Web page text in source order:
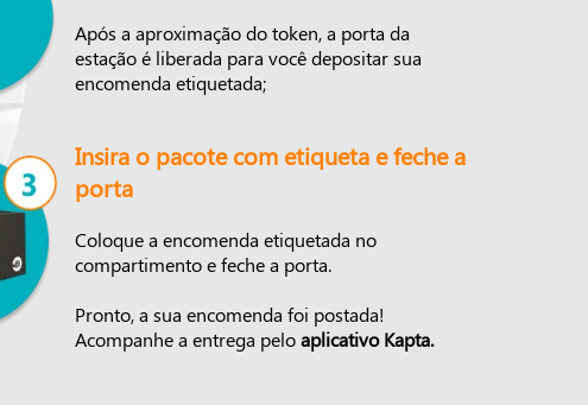
Após a aproximação do token, a porta da
estação é liberada para você depositar sua
encomenda etiquetada;
Insira o pacote com etiqueta e feche a
porta
Coloque a encomenda etiquetada no
compartimento e feche a porta.
Pronto, a sua encomenda foi postada!
Acompanhe a entrega peloaplicativo Kapta.